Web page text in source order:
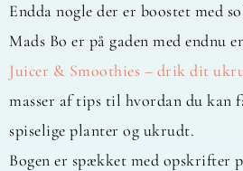
Endda nogle der er boostet med
Mads Bo er på gaden med endnu
Juicer & Smoothies – drik dit
masser af tips til hvordan du kan
spiselige planter og ukrudt.
Bogen er spækket med opskrifter